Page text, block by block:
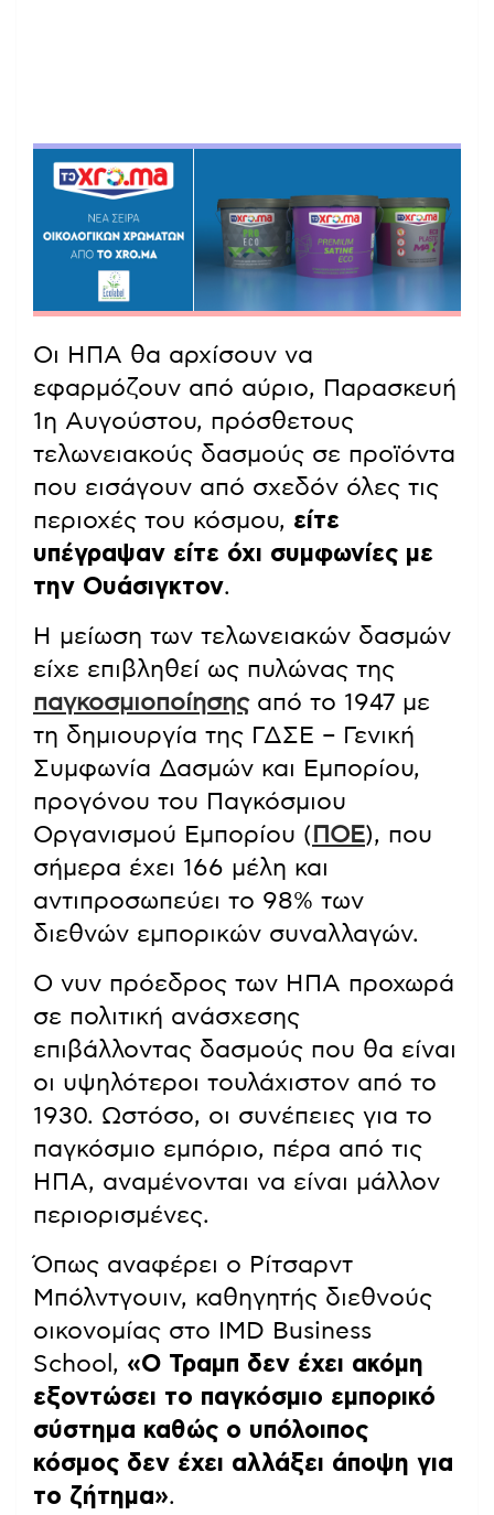
Οι ΗΠΑ θα αρχίσουν να
εφαρμόζουν από αύριο, Παρασκευή
1η Αυγούστου, πρόσθετους
τελωνειακούς δασμούς σε προϊόντα
που εισάγουν από σχεδόν όλες τις
περιοχές του κόσμου, είτε
υπέγραψαν είτε όχι συμφωνίες με
την Ουάσιγκτον.
Η μείωση των τελωνειακών δασμών
είχε επιβληθεί ως πυλώνας της
παγκοσμιοποίησηςαπό το 1947 με
τη δημιουργία της ΓΔΣΕ – Γενική
Συμφωνία Δασμών και Εμπορίου,
προγόνου του Παγκόσμιου
Οργανισμού Εμπορίου ( ΠΟΕ), που
σήμερα έχει 166 μέλη και
αντιπροσωπεύει το 98% των
διεθνών εμπορικών συναλλαγών.
Ο νυν πρόεδρος των ΗΠΑ προχωρά
σε πολιτική ανάσχεσης
επιβάλλοντας δασμούς που θα είναι
οι υψηλότεροι τουλάχιστον από το
1930. Ωστόσο, οι συνέπειες για το
παγκόσμιο εμπόριο, πέρα από τις
ΗΠΑ, αναμένονται να είναι μάλλον
περιορισμένες.
Όπως αναφέρει ο Ρίτσαρντ
Μπόλντγουιν, καθηγητής διεθνούς
οικονομίας στο IMD Business
School, «Ο Τραμπ δεν έχει ακόμη
εξοντώσει το παγκόσμιο εμπορικό
σύστημα καθώς ο υπόλοιπος
κόσμος δεν έχει αλλάξει άποψη για
το ζήτημα».